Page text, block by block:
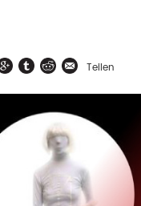
Teilen